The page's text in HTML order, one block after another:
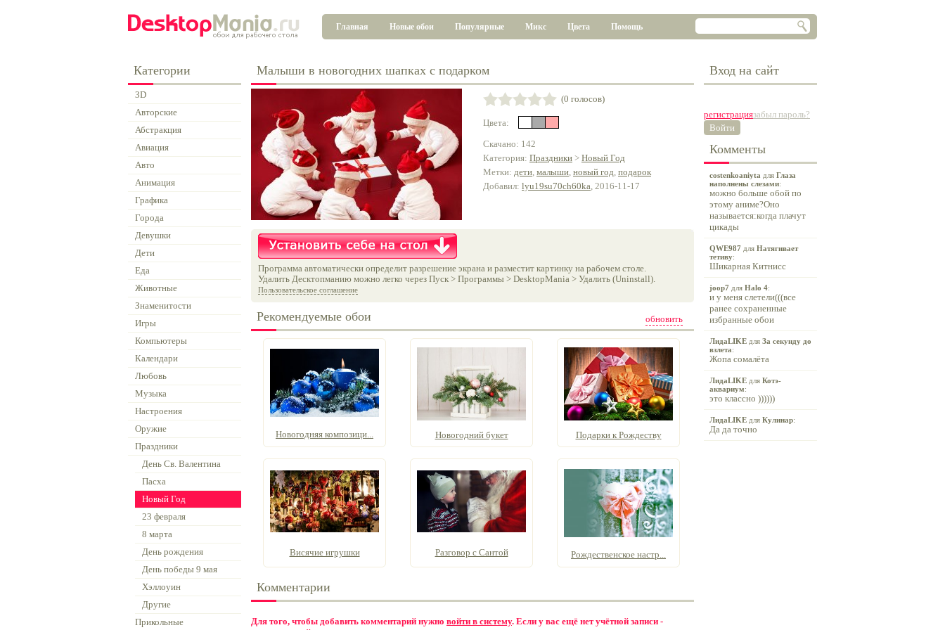
Главная Новые обои Популярные Микс Цвета Помощь
Категории
3D
Авторские
Абстракция
Авиация
Авто
Анимация
Графика
Города
Девушки
Дети
Еда
Животные
Знаменитости
Игры
Компьютеры
Календари
Любовь
Музыка
Настроения
Оружие
Праздники
День Св. Валентина
Пасха
Новый Год
23 февраля
8 марта
День рождения
День победы 9 мая
Хэллоуин
Другие
Прикольные
Малыши в новогодних шапках с подарком
(0 голосов)
Цвета:
Скачано: 142
Категория: Праздники > Новый Год
Метки: дети, малыши, новый год, подарок
Добавил: lyu19su70ch60ka, 2016-11-17
Программа автоматически определит разрешение экрана и разместит картинку на рабочем столе.
Удалить Десктопманию можно легко через Пуск > Программы > DesktopMania > Удалить (Uninstall).
Пользовательское соглашение
обновить
Рекомендуемые обои
Новогодняя композици... Новогодний букет Подарки к Рождеству
Висячие игрушки Разговор с Сантой Рождественское настр...
Комментарии
Для того, чтобы добавить комментарий нужно войти в систему. Если у вас ещё нет учётной записи -
Вход на сайт
регистрациязабыл пароль?
Войти
Комменты
costenkoaniyta для Глаза
наполнены слезами:
можно больше обой по
этому аниме?Оно
называется:когда плачут
цикады
QWE987 для Натягивает
тетиву:
Шикарная Китнисс
joop7 для Halo 4:
и у меня слетели(((все
ранее сохраненные
избранные обои
ЛидаLIKE для За секунду до
взлета:
Жопа сомалёта
ЛидаLIKE для Котэ-
аквариум:
это классно ))))))
ЛидаLIKE для Кулинар:
Да да точно